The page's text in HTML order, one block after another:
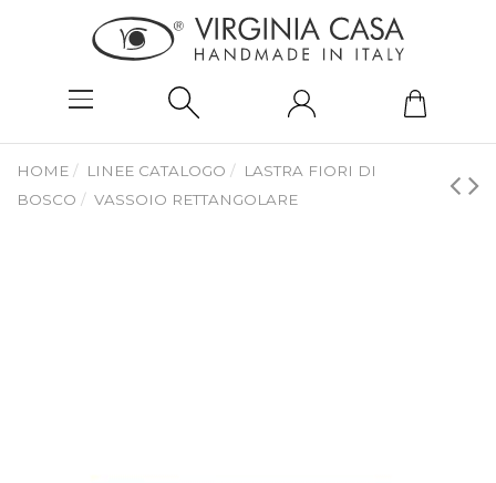
HOME LINEE CATALOGO
LASTRA FIORI DI
BOSCO
VASSOIO RETTANGOLARE